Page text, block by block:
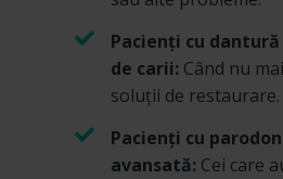
Pacienți cu
de carii: Când nu
soluții de restaurare.
Pacienți cu
avansată: Cei care